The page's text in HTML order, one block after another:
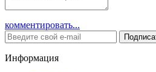
комментировать...
Информация